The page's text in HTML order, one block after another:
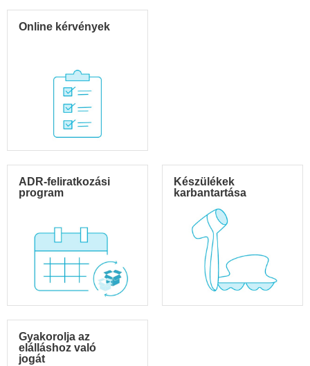
Online kérvények
ADR-feliratkozási
program
Készülékek
karbantartása
Gyakorolja az
elálláshoz való
jogát